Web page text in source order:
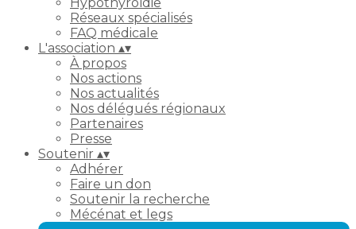
Réseaux spécialisés
FAQ médicale
L'association ▴▾
À propos
Nos actions
Nos actualités
Nos délégués régionaux
Partenaires
Presse
Soutenir ▴▾
Adhérer
Faire un don
Soutenir la recherche
Mécénat et legs